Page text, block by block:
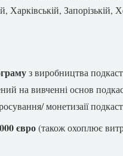
Запорізькій,
з виробництва
на вивченні основ
монетизаії
євро(також охоплює